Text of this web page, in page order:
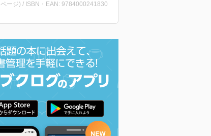
ージ) / ISBN・EAN: 9784000241830